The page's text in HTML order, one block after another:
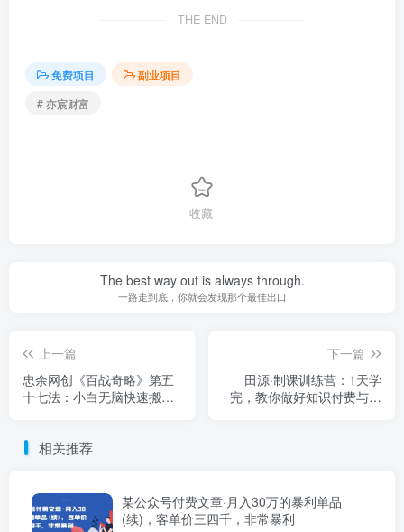
THE END
免费项目
副业项目
# 亦宸财富
收藏
The best way out is always through.
一路走到底，你就会发现那个最佳出口
上一篇
忠余网创《百战奇略》第五
十七法：小白无脑快速搬砖
下一篇
田源·制课训练营：1天学
完，教你做好知识付费与制
相关推荐
某公众号付费文章·月入30万的暴利单品
(续)，客单价三四千，非常暴利